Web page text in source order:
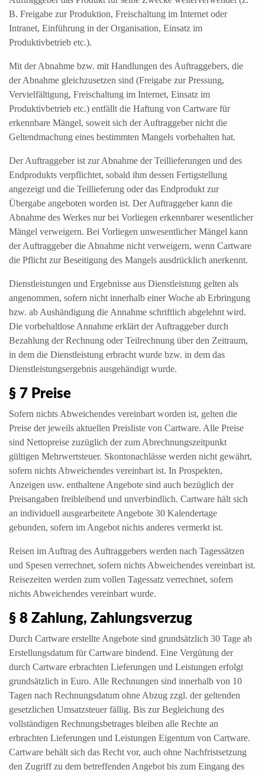
B. Freigabe zur Produktion, Freischaltung im Internet oder
Intranet, Einführung in der Organisation, Einsatz im
Produktivbetrieb etc.).
Mit der Abnahme bzw. mit Handlungen des Auftraggebers, die
der Abnahme gleichzusetzen sind (Freigabe zur Pressung,
Vervielfältigung, Freischaltung im Internet, Einsatz im
Produktivbetrieb etc.) entfällt die Haftung von Cartware für
erkennbare Mängel, soweit sich der Auftraggeber nicht die
Geltendmachung eines bestimmten Mangels vorbehalten hat.
Der Auftraggeber ist zur Abnahme der Teillieferungen und des
Endprodukts verpflichtet, sobald ihm dessen Fertigstellung
angezeigt und die Teillieferung oder das Endprodukt zur
Übergabe angeboten worden ist. Der Auftraggeber kann die
Abnahme des Werkes nur bei Vorliegen erkennbarer wesentlicher
Mängel verweigern. Bei Vorliegen unwesentlicher Mängel kann
der Auftraggeber die Abnahme nicht verweigern, wenn Cartware
die Pflicht zur Beseitigung des Mangels ausdrücklich anerkennt.
Dienstleistungen und Ergebnisse aus Dienstleistung gelten als
angenommen, sofern nicht innerhalb einer Woche ab Erbringung
bzw. ab Aushändigung die Annahme schriftlich abgelehnt wird.
Die vorbehaltlose Annahme erklärt der Auftraggeber durch
Bezahlung der Rechnung oder Teilrechnung über den Zeitraum,
in dem die Dienstleistung erbracht wurde bzw. in dem das
Dienstleistungsergebnis ausgehändigt wurde.
§ 7 Preise
Sofern nichts Abweichendes vereinbart worden ist, gelten die
Preise der jeweils aktuellen Preisliste von Cartware. Alle Preise
sind Nettopreise zuzüglich der zum Abrechnungszeitpunkt
gültigen Mehrwertsteuer. Skontonachlässe werden nicht gewährt,
sofern nichts Abweichendes vereinbart ist. In Prospekten,
Anzeigen usw. enthaltene Angebote sind auch bezüglich der
Preisangaben freibleibend und unverbindlich. Cartware hält sich
an individuell ausgearbeitete Angebote 30 Kalendertage
gebunden, sofern im Angebot nichts anderes vermerkt ist.
Reisen im Auftrag des Auftraggebers werden nach Tagessätzen
und Spesen verrechnet, sofern nichts Abweichendes vereinbart ist.
Reisezeiten werden zum vollen Tagessatz verrechnet, sofern
nichts Abweichendes vereinbart wurde.
§ 8 Zahlung, Zahlungsverzug
Durch Cartware erstellte Angebote sind grundsätzlich 30 Tage ab
Erstellungsdatum für Cartware bindend. Eine Vergütung der
durch Cartware erbrachten Lieferungen und Leistungen erfolgt
grundsätzlich in Euro. Alle Rechnungen sind innerhalb von 10
Tagen nach Rechnungsdatum ohne Abzug zzgl. der geltenden
gesetzlichen Umsatzsteuer fällig. Bis zur Begleichung des
vollständigen Rechnungsbetrages bleiben alle Rechte an
erbrachten Lieferungen und Leistungen Eigentum von Cartware.
Cartware behält sich das Recht vor, auch ohne Nachfristsetzung
den Zugriff zu dem betreffenden Angebot bis zum Eingang des